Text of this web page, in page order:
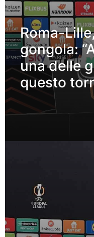
Roma-
gongola:
una delle
questo